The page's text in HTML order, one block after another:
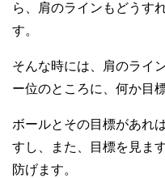
ら、肩のラインもどうす
す。
そんな時には、肩のライ
ー位のところに、何か目
ボールとその目標があれ
すし、また、目標を見ま
防げます。